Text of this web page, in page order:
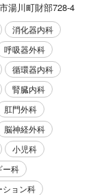
湯川町財部728-4
消化器内科
呼吸器外科
循環器内科
腎臓内科
肛門外科
脳神経外科
小児科
ー科
ション科